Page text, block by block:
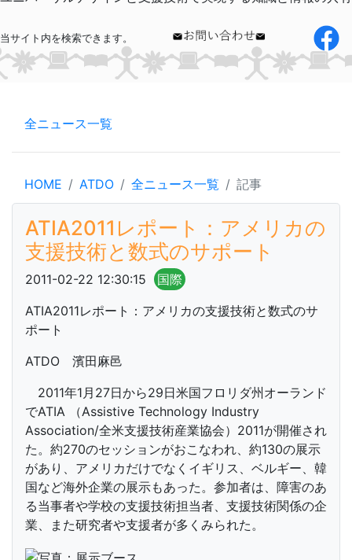
当サイト内を検索できます。
全ニュース一覧
HOME ATDO 全ニュース一覧 記事
ATIA2011レポート：アメリカの
支援技術と数式のサポート
2011-02-22 12:30:15
国際
ATIA2011レポート：アメリカの支援技術と数式のサ
ポート
ATDO 濱田麻邑
2011年1月27日から29日米国フロリダ州オーランド
でATIA （Assistive Technology Industry
Association/全米支援技術産業協会）2011が開催され
た。約270のセッションがおこなわれ、約130の展示
があり、アメリカだけでなくイギリス、ベルギー、韓
国など海外企業の展示もあった。参加者は、障害のあ
る当事者や学校の支援技術担当者、支援技術関係の企
業、また研究者や支援者が多くみられた。